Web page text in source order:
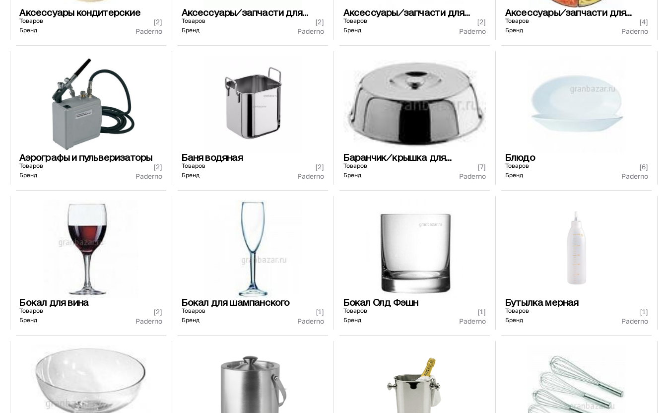
Аксессуары кондитерские
Товаров [2]
Бренд Paderno
Аксессуары/запчасти для
посудомоечных машин
Товаров [2]
Бренд Paderno
Аксессуары/запчасти для
теплового оборудования
Товаров [2]
Бренд Paderno
Аксессуары/запчасти для
технологического
оборудования
Товаров [4]
Бренд Paderno
Аэрографы и пульверизаторы
Товаров [2]
Бренд Paderno
Баня водяная
Товаров [2]
Бренд Paderno
Баранчик/крышка для
сервировки
Товаров [7]
Бренд Paderno
Блюдо
Товаров [6]
Бренд Paderno
Бокал для вина
Товаров [2]
Бренд Paderno
Бокал для шампанского
Товаров [1]
Бренд Paderno
Бокал Олд Фэшн
Товаров [1]
Бренд Paderno
Бутылка мерная
Товаров [1]
Бренд Paderno